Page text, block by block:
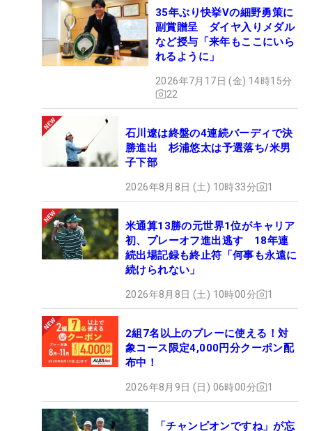
35年ぶり快挙Vの細野勇策に
副賞贈呈 ダイヤ入りメダル
など授与「来年もここにいら
れるように」
2026年7月17日 (金) 14時15分
22
石川遼は終盤の4連続バーディで決
勝進出 杉浦悠太は予選落ち/米男
子下部
2026年8月8日 (土) 10時33分 1
米通算13勝の元世界1位がキャリア
初、プレーオフ進出逃す 18年連
続出場記録も終止符「何事も永遠に
続けられない」
2026年8月8日 (土) 10時00分 1
2組7名以上のプレーに使える！対
象コース限定4,000円分クーポン配
布中！
2026年8月9日 (日) 06時00分 1
「チャンピオンですね」が忘